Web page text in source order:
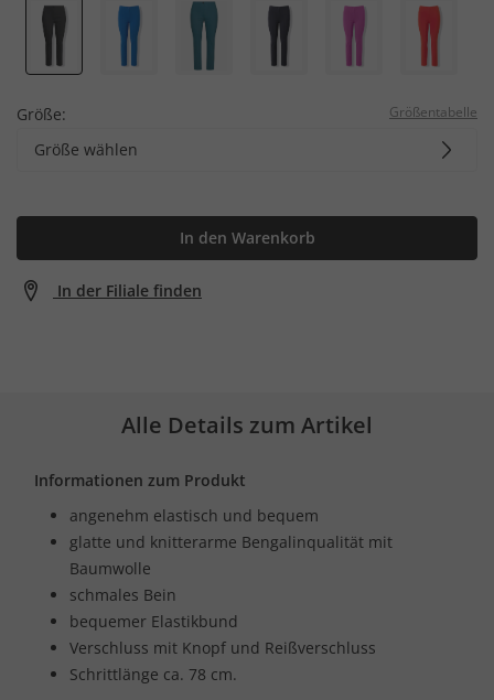
Größe: Größentabelle
Größe wählen
In den Warenkorb
In der Filiale finden
Alle Details zum Artikel
Informationen zum Produkt
angenehm elastisch und bequem
glatte und knitterarme Bengalinqualität mit
Baumwolle
schmales Bein
bequemer Elastikbund
Verschluss mit Knopf und Reißverschluss
Schrittlänge ca. 78 cm.